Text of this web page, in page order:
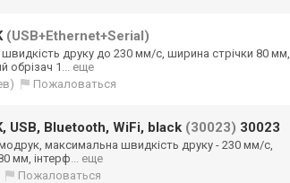
(USB+Ethernet+Serial)
швидкість друку до 230 мм/с, ширина стрічки 80 мм,
обрізач 1 ... еще
Пожаловаться
USB, Bluetooth, WiFi, black (30023) 30023
максимальна швидкість друку - 230 мм/с,
мм, інтерф... еще
Пожаловаться